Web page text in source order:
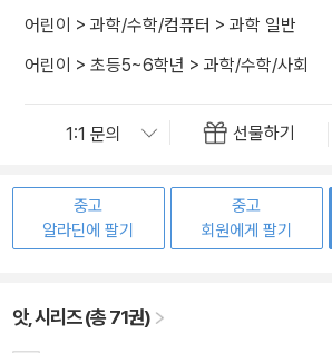
어린이 > 과학/수학/컴퓨터 > 과학 일반
어린이 > 초등5~6학년 > 과학/수학/사회
선물하기
중고
알라딘에 팔기
중고
회원에게 팔기
앗, 시리즈 (총 71권)